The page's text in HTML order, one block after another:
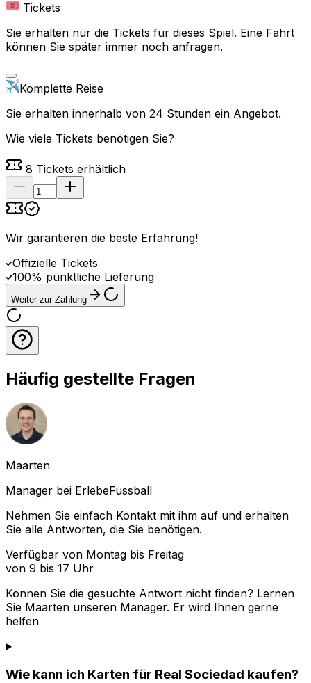
Tickets
Sie erhalten nur die Tickets für dieses Spiel. Eine Fahrt
können Sie später immer noch anfragen.
Komplette Reise
Sie erhalten innerhalb von 24 Stunden ein Angebot.
Wie viele Tickets benötigen Sie?
8 Tickets erhältlich
Wir garantieren die beste Erfahrung!
Offizielle Tickets
100% pünktliche Lieferung
Weiter zur Zahlung
Häufig gestellte Fragen
Maarten
Manager bei ErlebeFussball
Nehmen Sie einfach Kontakt mit ihm auf und erhalten
Sie alle Antworten, die Sie benötigen.
Verfügbar von Montag bis Freitag
von 9 bis 17 Uhr
Können Sie die gesuchte Antwort nicht finden? Lernen
Sie Maarten unseren Manager. Er wird Ihnen gerne
helfen
Wie kann ich Karten für Real Sociedad kaufen?